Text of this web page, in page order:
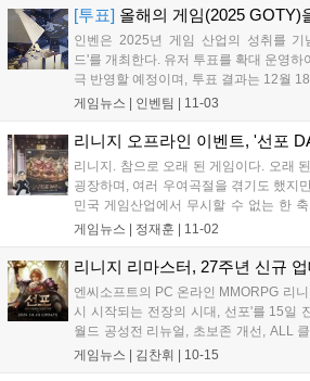
다....
[투표] 올해의 게임(2025 GOTY)
인벤은 2025년 게임 산업의 성취를 기
드'를 개최한다. 유저 투표를 확대 운영하
극 반영할 예정이며, 투표 결과는 12월
부문에서 유저 투표로 수상작을 결정하
지 진행되며, 참여자에게는 추첨을 통해
도 진행한다....
게임뉴스 | 인벤팀 11-03
리니지 오프라인 이벤트, '선포
리니지. 참으로 오래 된 게임이다. 오래
굉장하며, 여러 우여곡절을 겪기도 했지
민국 게임산업에서 무시할 수 없는 한
려 27년 동안 말이다. 중간에 '리마스터'
서비스될 수 있었던 이유...
게임뉴스 | 정재훈 11-02
리니지 리마스터, 27주년 신규
엔씨소프트의 PC 온라인 MMORPG 리
시 시작되는 전장의 시대, 선포'를 15일
월드 공성전 리뉴얼, 초보존 개선, ALL
츠가 추가된다. 27주년 기념 이벤트로
게임뉴스 | 김찬휘 10-15